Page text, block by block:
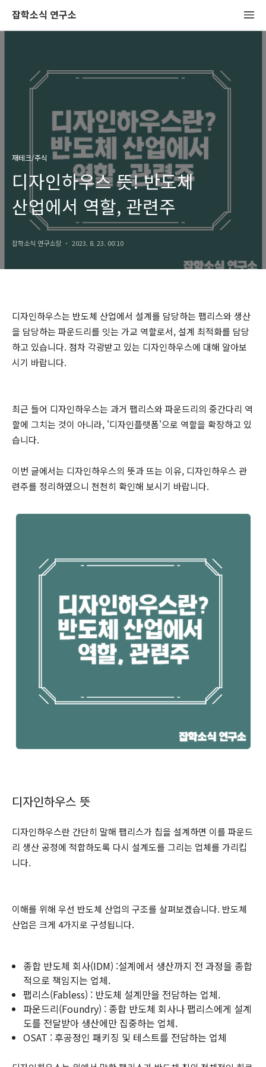
잡학소식 연구소
재테크/주식
디자인하우스 뜻! 반도체
산업에서 역할, 관련주
잡학소식 연구소장 2023. 8. 23. 00:10
디자인하우스는 반도체 산업에서 설계를 담당하는 팹리스와 생산
을 담당하는 파운드리를 잇는 가교 역할로서, 설계 최적화를 담당
하고 있습니다. 점차 각광받고 있는 디자인하우스에 대해 알아보
시기 바랍니다.
최근 들어 디자인하우스는 과거 팹리스와 파운드리의 중간다리 역
할에 그치는 것이 아니라, '디자인플랫폼'으로 역할을 확장하고 있
습니다.
이번 글에서는 디자인하우스의 뜻과 뜨는 이유, 디자인하우스 관
련주를 정리하였으니 천천히 확인해 보시기 바랍니다.
디자인하우스 뜻
디자인하우스란 간단히 말해 팹리스가 칩을 설계하면 이를 파운드
리 생산 공정에 적합하도록 다시 설계도를 그리는 업체를 가리킵
니다.
이해를 위해 우선 반도체 산업의 구조를 살펴보겠습니다. 반도체
산업은 크게 4가지로 구성됩니다.
종합 반도체 회사(IDM) :설계에서 생산까지 전 과정을 종합
적으로 책임지는 업체.
팹리스(Fabless) : 반도체 설계만을 전담하는 업체.
파운드리(Foundry) : 종합 반도체 회사나 팹리스에게 설계
도를 전달받아 생산에만 집중하는 업체.
OSAT : 후공정인 패키징 및 테스트를 전담하는 업체